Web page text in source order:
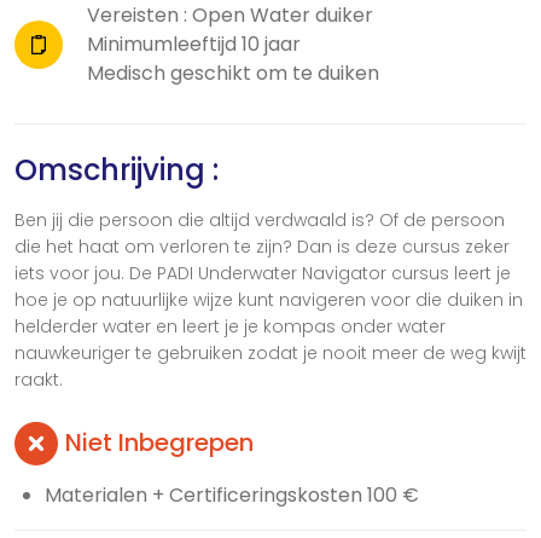
Vereisten : Open Water duiker
Minimumleeftijd 10 jaar
Medisch geschikt om te duiken
Omschrijving :
Ben jij die persoon die altijd verdwaald is? Of de persoon
die het haat om verloren te zijn? Dan is deze cursus zeker
iets voor jou. De PADI Underwater Navigator cursus leert je
hoe je op natuurlijke wijze kunt navigeren voor die duiken in
helderder water en leert je je kompas onder water
nauwkeuriger te gebruiken zodat je nooit meer de weg kwijt
raakt.
Niet Inbegrepen
Materialen + Certificeringskosten 100 €